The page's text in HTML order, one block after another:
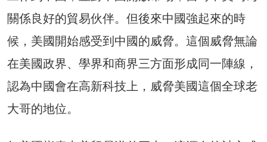
關係良好的貿易伙伴。但後來中國強起來的時
候，美國開始感受到中國的威脅。這個威脅無論
在美國政界、學界和商界三方面形成同一陣線，
認為中國會在高新科技上，威脅美國這個全球老
大哥的地位。